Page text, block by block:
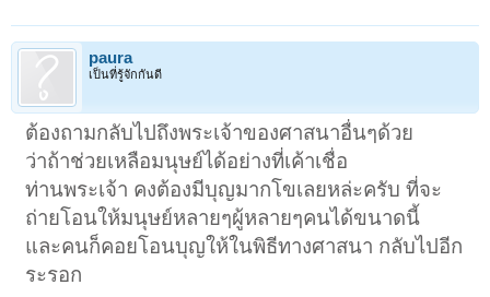
paura
เป็นที่รู้จักกันดี
ต้องถามกลับไปถึงพระเจ้าของศาสนาอื่นๆด้วย
ว่าถ้าช่วยเหลือมนุษย์ได้อย่างที่เค้าเชื่อ
ท่านพระเจ้า คงต้องมีบุญมากโขเลยหล่ะครับ ที่จะ
ถ่ายโอนให้มนุษย์หลายๆผู้หลายๆคนได้ขนาดนี้
และคนก็คอยโอนบุญให้ในพิธีทางศาสนา กลับไปอีก
ระรอก